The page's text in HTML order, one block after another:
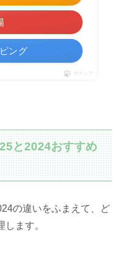
ング
ポチップ
と2024おすすめ
の違いをふまえて、ど
ます。